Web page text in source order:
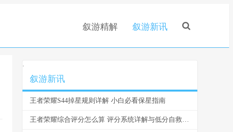
叙游精解 叙游新讯
.
叙游新讯
王者荣耀S44掉星规则详解 小白必看保星指南
王者荣耀综合评分怎么算 评分系统详解与低分自救指南